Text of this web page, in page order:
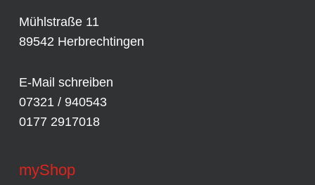
Mühlstraße 11
89542 Herbrechtingen
E-Mail schreiben
07321 / 940543
0177 2917018
myShop